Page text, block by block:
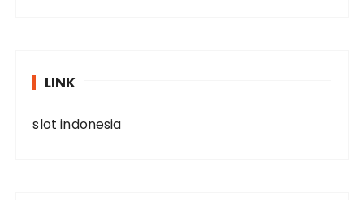
LINK
slot indonesia